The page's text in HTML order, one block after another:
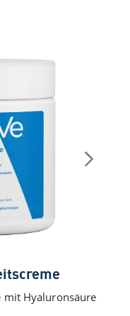
mit Hyaluronsäure